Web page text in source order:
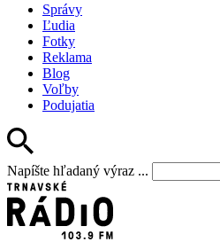
Správy
Ľudia
Fotky
Reklama
Blog
Voľby
Podujatia
Napíšte hľadaný výraz ...